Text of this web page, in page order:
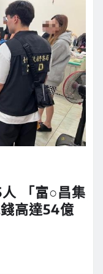
「富○昌集
高達54億